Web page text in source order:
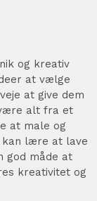
og kreativ
at vælge
at give dem
alt fra et
at male og
kan lære at lave
god måde at
kreativitet og